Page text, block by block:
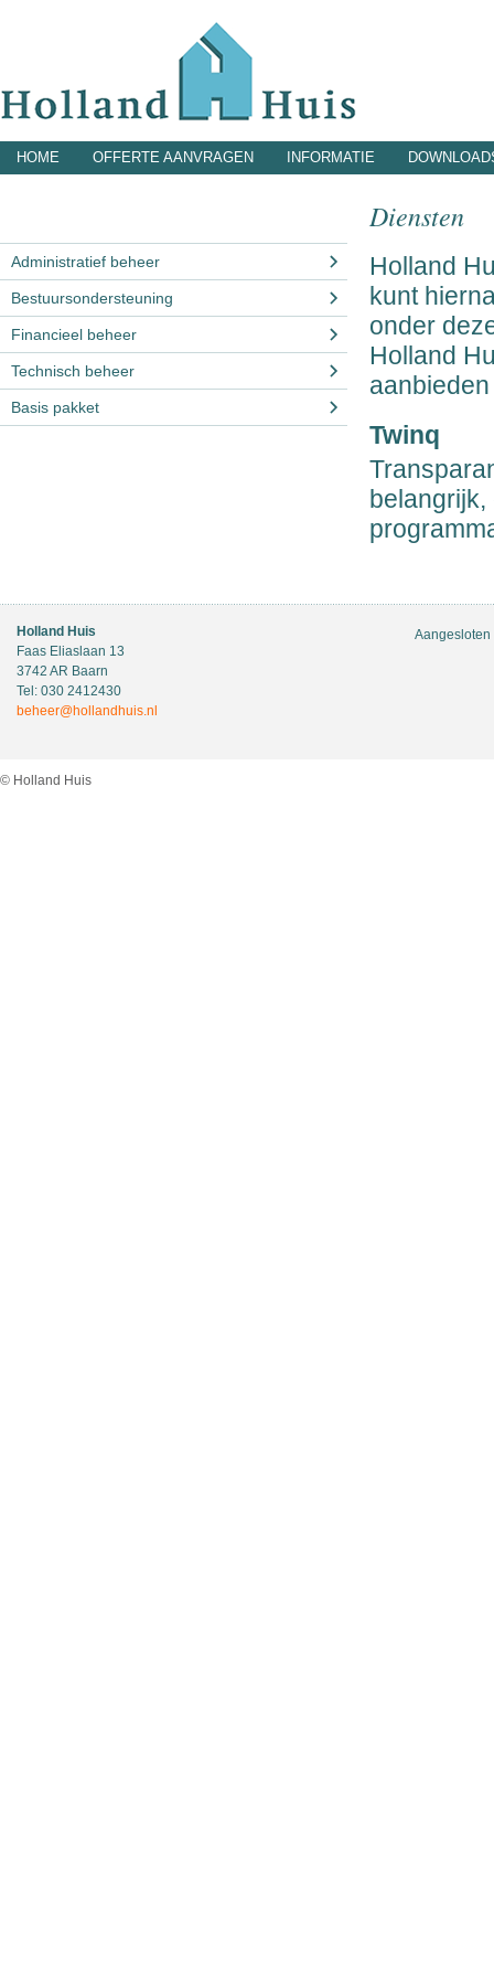
HOME OFFERTE AANVRAGEN INFORMATIE
Diensten
Holland
kunt
onder
Holland
aanbieden
Twinq
belangrijk,
Administratief beheer
Bestuursondersteuning
Financieel beheer
Technisch beheer
Basis pakket
Holland Huis
Faas Eliaslaan 13
3742 AR Baarn
Tel: 030 2412430
beheer@hollandhuis.nl
Aangesloten
© Holland Huis